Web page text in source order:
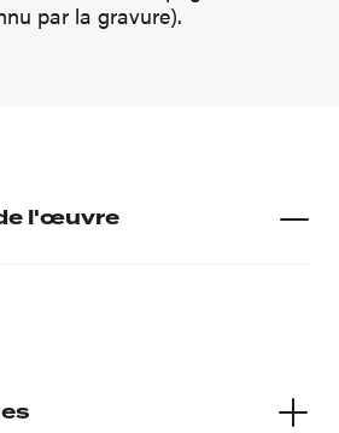
par la gravure).
l'œuvre